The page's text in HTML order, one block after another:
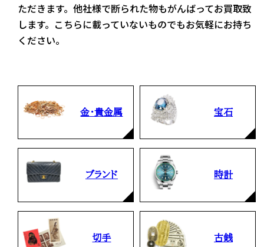
お品物をつめて送るだけで査定が可能です。時間が無い
方や、荷物が多い方へオススメです。
当店の査定員がご自宅に伺いその場で査定を致します。
まとめて売りたい！価値がわからなく売れるかわからな
い方にオススメです。
ただきます。他社様で断られた物もがんばってお買取致
します。こちらに載っていないものでもお気軽にお持ち
ください。
金・貴金属 宝石
ブランド 時計
切手 古銭